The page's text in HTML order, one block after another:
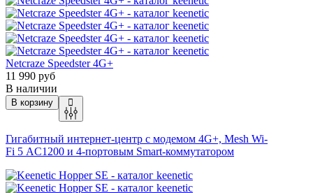
Netcraze Speedster 4G+
11 990 руб
В наличии
В корзину
Гигабитный интернет-центр с модемом 4G+, Mesh Wi-
Fi 5 AC1200 и 4-портовым Smart-коммутатором